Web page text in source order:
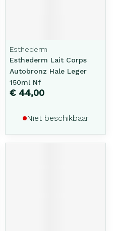
Esthederm
Esthederm Lait Corps
Autobronz Hale Leger
150ml Nf
€ 44,00
Niet beschikbaar